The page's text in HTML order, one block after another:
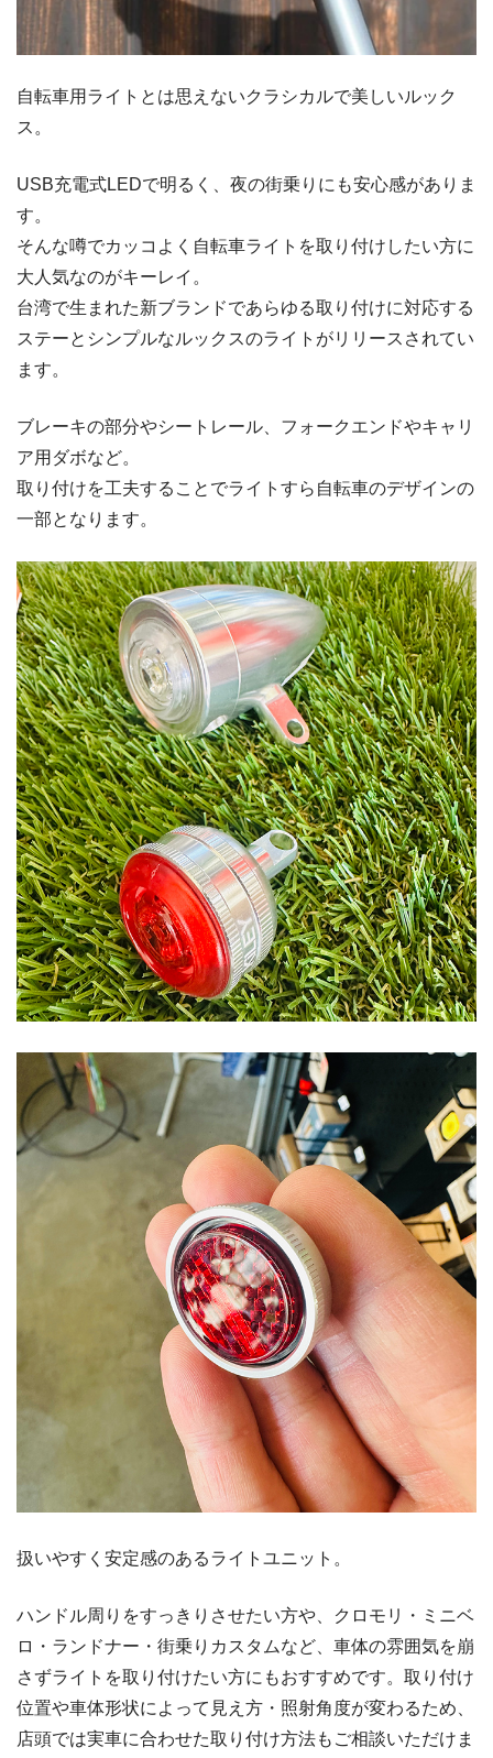
自転車用ライトとは思えないクラシカルで美しいルック
ス。
USB充電式LEDで明るく、夜の街乗りにも安心感がありま
す。
そんな噂でカッコよく自転車ライトを取り付けしたい方に
大人気なのがキーレイ。
台湾で生まれた新ブランドであらゆる取り付けに対応する
ステーとシンプルなルックスのライトがリリースされてい
ます。
ブレーキの部分やシートレール、フォークエンドやキャリ
ア用ダボなど。
取り付けを工夫することでライトすら自転車のデザインの
一部となります。
扱いやすく安定感のあるライトユニット。
ハンドル周りをすっきりさせたい方や、クロモリ・ミニベ
ロ・ランドナー・街乗りカスタムなど、車体の雰囲気を崩
さずライトを取り付けたい方にもおすすめです。取り付け
位置や車体形状によって見え方・照射角度が変わるため、
店頭では実車に合わせた取り付け方法もご相談いただけま